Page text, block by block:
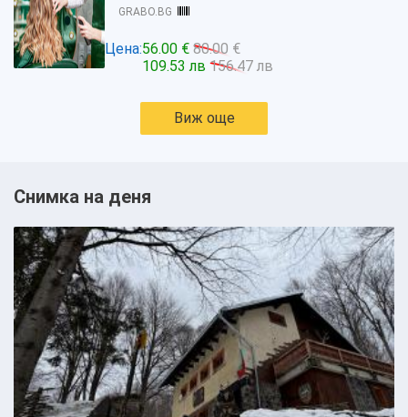
GRABO.BG
Цена:56.00 € 80.00 €
109.53 лв 156.47 лв
Виж още
Снимка на деня